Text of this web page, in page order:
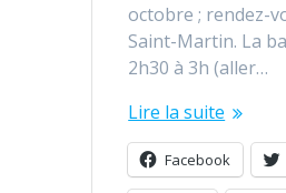
octobre ; rendez-
Saint-Martin. La
2h30 à 3h (aller…
Lire la suite
Facebook